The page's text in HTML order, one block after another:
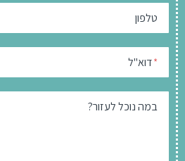
טלפון
*דוא"ל
במה נוכל לעזור?